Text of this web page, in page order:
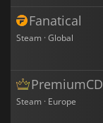
Fanatical
Steam · Global
Steam · Europe